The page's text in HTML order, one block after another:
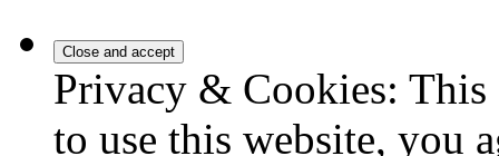
Privacy & Cookies:
to use this website, you